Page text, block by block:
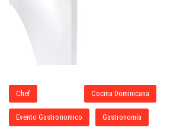
Chef Cocina Dominicana
Evento Gastronomico Gastronomía